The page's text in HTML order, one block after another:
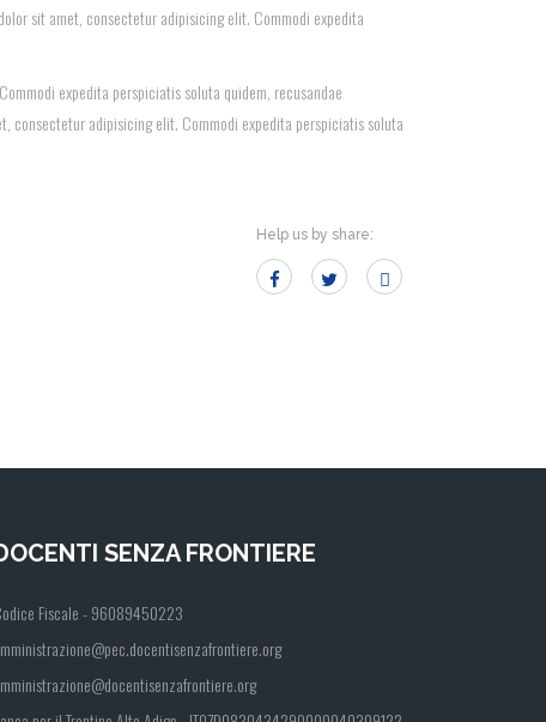
sit amet, consectetur adipisicing elit. Commodi expedita
expedita perspiciatis soluta quidem, recusandae
consectetur adipisicing elit. Commodi expedita perspiciatis soluta
Help us by share:
SENZA FRONTIERE
Fiscale - 96089450223